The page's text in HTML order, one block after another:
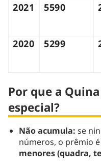
2021
5590
2020
5299
Por que a Quina
especial?
Não acumula: se
números, o prêmio é
menores (quadra,